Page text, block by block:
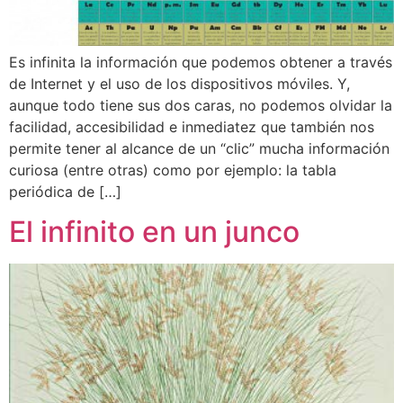
Es infinita la información que podemos obtener a través
de Internet y el uso de los dispositivos móviles. Y,
aunque todo tiene sus dos caras, no podemos olvidar la
facilidad, accesibilidad e inmediatez que también nos
permite tener al alcance de un “clic” mucha información
curiosa (entre otras) como por ejemplo: la tabla
periódica de […]
El infinito en un junco